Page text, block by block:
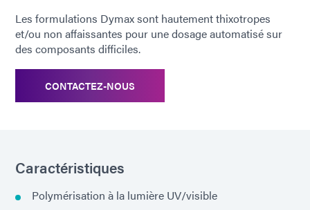
Les formulations Dymax sont hautement thixotropes
et/ou non affaissantes pour une dosage automatisé sur
des composants difficiles.
CONTACTEZ-NOUS
Caractéristiques
Polymérisation à la lumière UV/visible